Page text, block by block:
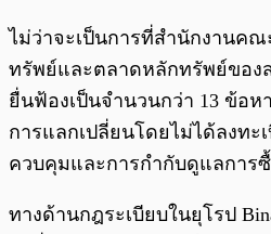
ไม่ว่าจะเป็นการที่สำนักงานค
ทรัพย์และตลาดหลักทรัพย์ของส
ยื่นฟ้องเป็นจำนวนกว่า 13 ข้อห
การแลกเปลี่ยนโดยไม่ได้ลงทะ
ควบคุมและการกำกับดูแลการ
ทางด้านกฎระเบียบในยุโรป